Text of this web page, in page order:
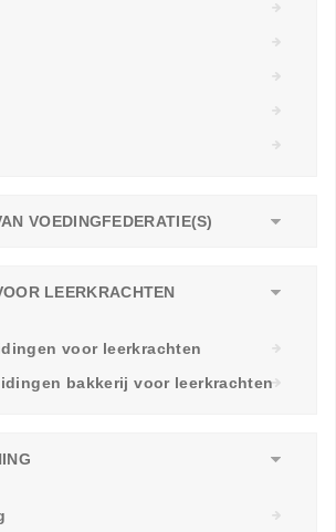
VAN VOEDINGFEDERATIE(S)
LEERKRACHTEN
voor leerkrachten
bakkerij voor leerkrachten